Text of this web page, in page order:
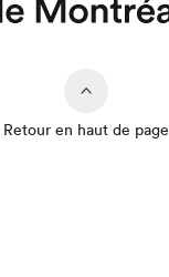
Retour en haut de page